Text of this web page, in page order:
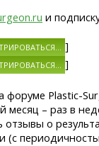
и
]
]
Plastic-
– раз в
о